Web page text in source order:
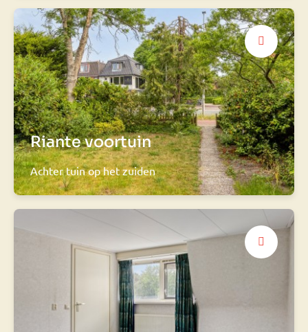
Riante voortuin
Achter tuin op het zuiden